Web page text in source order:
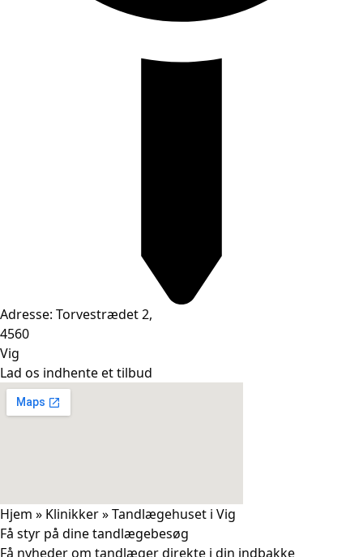
Adresse: Torvestrædet 2,
4560
Vig
Lad os indhente et tilbud
Hjem » Klinikker»Tandlægehuset i Vig
Få styr på dine tandlægebesøg
Få nyheder om tandlæger direkte i din indbakke